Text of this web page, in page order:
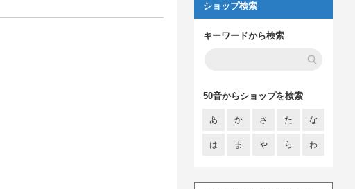
ショップ検索
キーワードから検索
50音からショップを検索
あ か さ た な
は ま や ら わ